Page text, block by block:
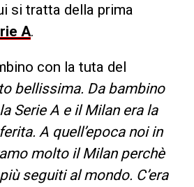
si tratta della prima
A.
con la tuta del
bellissima. Da bambino
Serie A e il Milan era la
A quell’epoca noi in
molto il Milan perchè
seguiti al mondo. C’era